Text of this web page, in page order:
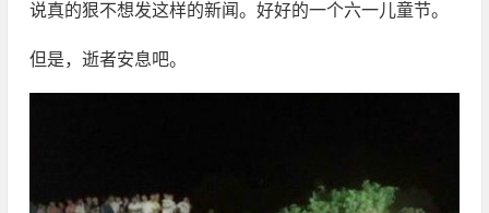
说真的狠不想发这样的新闻。好好的一个六一儿童节。
但是，逝者安息吧。